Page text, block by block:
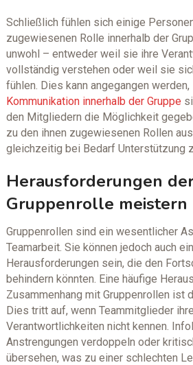
Schließlich fühlen sich einige
zugewiesenen Rolle innerhalb der
unwohl – entweder weil sie ihre
vollständig verstehen oder weil sie
fühlen. Dies kann angegangen
Kommunikation innerhalb der Gruppe
den Mitgliedern die Möglichkeit
zu den ihnen zugewiesenen Rollen
gleichzeitig bei Bedarf Unterstützung
Herausforderungen
Gruppenrolle meistern
Gruppenrollen sind ein wesentlicher
Teamarbeit. Sie können jedoch auch
Herausforderungen sein, die den
behindern könnten. Eine häufige
Zusammenhang mit Gruppenrollen ist
Dies tritt auf, wenn Teammitglieder
Verantwortlichkeiten nicht kennen.
Anstrengungen verdoppeln oder
übersehen, was zu einer schlechten